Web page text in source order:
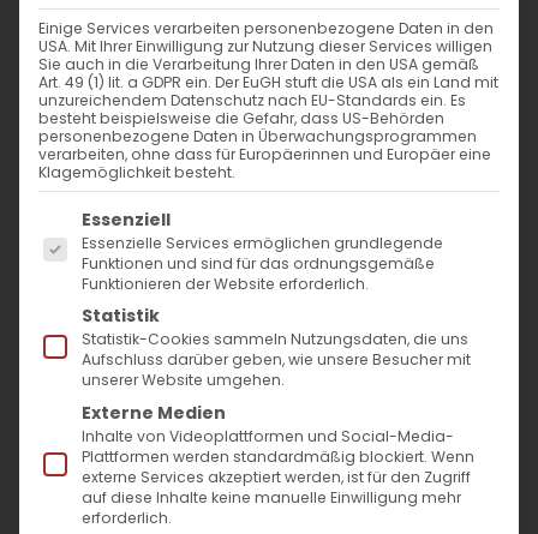
Einige Services verarbeiten personenbezogene Daten in den
USA. Mit Ihrer Einwilligung zur Nutzung dieser Services willigen
Sie auch in die Verarbeitung Ihrer Daten in den USA gemäß
Art. 49 (1) lit. a GDPR ein. Der EuGH stuft die USA als ein Land mit
unzureichendem Datenschutz nach EU-Standards ein. Es
besteht beispielsweise die Gefahr, dass US-Behörden
personenbezogene Daten in Überwachungsprogrammen
verarbeiten, ohne dass für Europäerinnen und Europäer eine
Klagemöglichkeit besteht.
Es folgt eine Liste der Service-Gruppen, für
Essenziell
Essenzielle Services ermöglichen grundlegende
Funktionen und sind für das ordnungsgemäße
Funktionieren der Website erforderlich.
Statistik
Statistik-Cookies sammeln Nutzungsdaten, die uns
Aufschluss darüber geben, wie unsere Besucher mit
unserer Website umgehen.
Externe Medien
Inhalte von Videoplattformen und Social-Media-
Plattformen werden standardmäßig blockiert. Wenn
externe Services akzeptiert werden, ist für den Zugriff
auf diese Inhalte keine manuelle Einwilligung mehr
erforderlich.